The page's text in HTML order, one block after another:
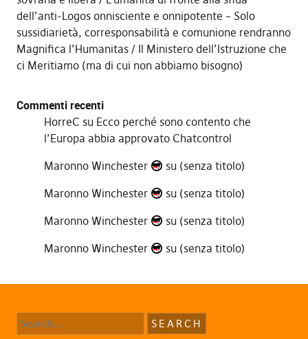
dell’anti-Logos onnisciente e onnipotente – Solo
sussidiarietà, corresponsabilità e comunione rendranno
Magnifica l’Humanitas
Il Ministero dell’Istruzione che
ci Meritiamo (ma di cui non abbiamo bisogno)
Commenti recenti
HorreC su Ecco perché sono contento che
l’Europa abbia approvato Chatcontrol
Maronno Winchester
su (senza titolo)
Maronno Winchester
su (senza titolo)
Maronno Winchester
su (senza titolo)
Maronno Winchester
su (senza titolo)